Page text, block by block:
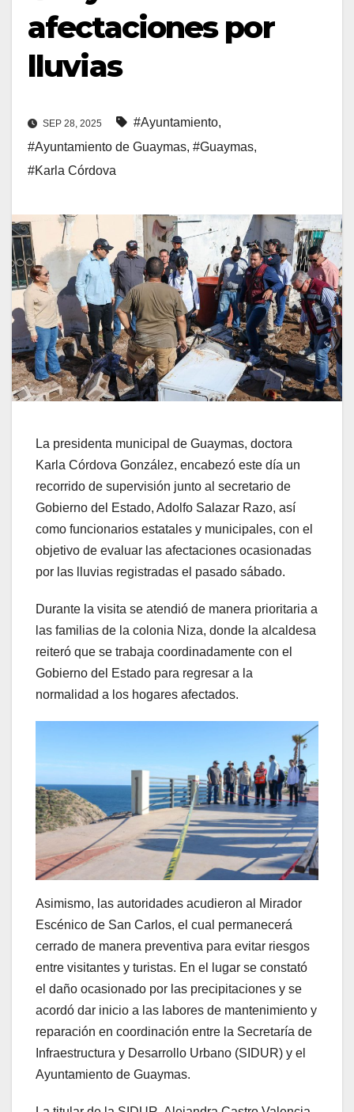
afectaciones por
lluvias
SEP 28, 2025 #Ayuntamiento,
#Ayuntamiento de Guaymas, #Guaymas,
#Karla Córdova
La presidenta municipal de Guaymas, doctora
Karla Córdova González, encabezó este día un
recorrido de supervisión junto al secretario de
Gobierno del Estado, Adolfo Salazar Razo, así
como funcionarios estatales y municipales, con el
objetivo de evaluar las afectaciones ocasionadas
por las lluvias registradas el pasado sábado.
Durante la visita se atendió de manera prioritaria a
las familias de la colonia Niza, donde la alcaldesa
reiteró que se trabaja coordinadamente con el
Gobierno del Estado para regresar a la
normalidad a los hogares afectados.
Asimismo, las autoridades acudieron al Mirador
Escénico de San Carlos, el cual permanecerá
cerrado de manera preventiva para evitar riesgos
entre visitantes y turistas. En el lugar se constató
el daño ocasionado por las precipitaciones y se
acordó dar inicio a las labores de mantenimiento y
reparación en coordinación entre la Secretaría de
Infraestructura y Desarrollo Urbano (SIDUR) y el
Ayuntamiento de Guaymas.